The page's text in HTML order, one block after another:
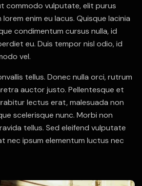
commodo vulputate, elit purus
enim eu lacus. Quisque lacinia
condimentum cursus nulla, id
eu. Duis tempor nisl odio, id
vel.
tellus. Donec nulla orci, rutrum
auctor justo. Pellentesque et
lectus erat, malesuada non
scelerisque nunc. Morbi non
tellus. Sed eleifend vulputate
nec ipsum elementum luctus nec